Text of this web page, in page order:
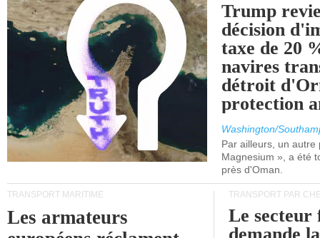
Trump
décision
taxe de 20
navires
détroit
protection
Washington/
Par ailleurs, un autre
Magnesium », a été
près d'Oman.
TRANSPORT MARITIME
Les armateurs
TRANSPORT PAR
Le